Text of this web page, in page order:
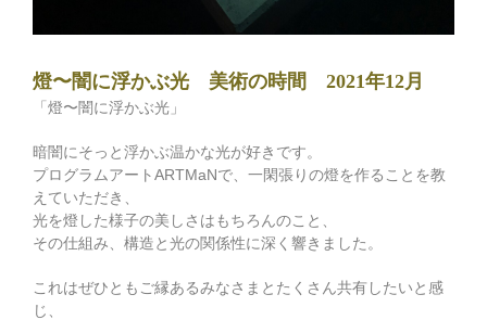
燈〜闇に浮かぶ光 美術の時間 2021年12月
「燈〜闇に浮かぶ光」
暗闇にそっと浮かぶ温かな光が好きです。
プログラムアートARTMaNで、一閑張りの燈を作ることを教
えていただき、
光を燈した様子の美しさはもちろんのこと、
その仕組み、構造と光の関係性に深く響きました。
これはぜひともご縁あるみなさまとたくさん共有したいと感
じ、